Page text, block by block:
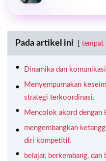
Pada artikel ini tempat
Dinamika dan
Menyempurnakan
strategi terkoordinasi.
Mencolok akord dengan
mengembangkan
diri kompetitif.
belajar, berkembang, dan